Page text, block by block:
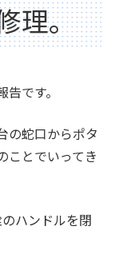
理。
です。
の蛇口からポタ
ことでいってき
ハンドルを閉